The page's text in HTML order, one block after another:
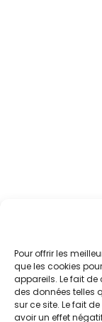
Pour offrir les
que les cookies
appareils. Le fait
des données telles
sur ce site. Le fait
avoir un effet